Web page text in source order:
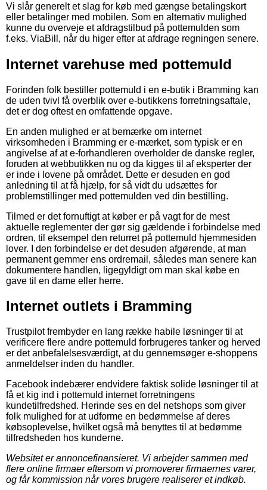
Vi slår generelt et slag for køb med gængse betalingskort
eller betalinger med mobilen. Som en alternativ mulighed
kunne du overveje et afdragstilbud på pottemulden som
f.eks. ViaBill, når du higer efter at afdrage regningen senere.
Internet varehuse med pottemuld
Forinden folk bestiller pottemuld i en e-butik i Bramming kan
de uden tvivl få overblik over e-butikkens forretningsaftale,
det er dog oftest en omfattende opgave.
En anden mulighed er at bemærke om internet
virksomheden i Bramming er e-mærket, som typisk er en
angivelse af at e-forhandleren overholder de danske regler,
foruden at webbutikken nu og da kigges til af eksperter der
er inde i lovene på området. Dette er desuden en god
anledning til at få hjælp, for så vidt du udsættes for
problemstillinger med pottemulden ved din bestilling.
Tilmed er det fornuftigt at køber er på vagt for de mest
aktuelle reglementer der gør sig gældende i forbindelse med
ordren, til eksempel den returret på pottemuld hjemmesiden
lover. I den forbindelse er det desuden afgørende, at man
permanent gemmer ens ordremail, således man senere kan
dokumentere handlen, ligegyldigt om man skal købe en
gave til en dame eller herre.
Internet outlets i Bramming
Trustpilot frembyder en lang række habile løsninger til at
verificere flere andre pottemuld forbrugeres tanker og herved
er det anbefalelsesværdigt, at du gennemsøger e-shoppens
anmeldelser inden du handler.
Facebook indebærer endvidere faktisk solide løsninger til at
få et kig ind i pottemuld internet forretningens
kundetilfredshed. Herinde ses en del netshops som giver
folk mulighed for at udforme en bedømmelse af deres
købsoplevelse, hvilket også må benyttes til at bedømme
tilfredsheden hos kunderne.
Websitet er annoncefinansieret. Vi arbejder sammen med
flere online firmaer eftersom vi promoverer firmaernes varer,
og får kommission når vores brugere realiserer et indkøb.